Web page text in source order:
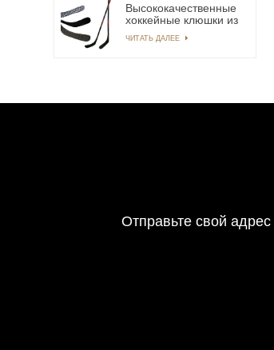
работу.
Высококачественные
хоккейные клюшки из
углеродного волокна,
ЧИТАТЬ ДАЛЕЕ
Отправьте свой